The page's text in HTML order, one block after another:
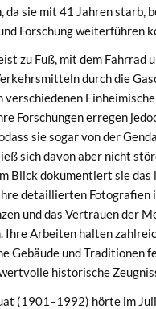
da sie mit 41 Jahren starb,
Forschung weiterführen
zu Fuß, mit dem Fahrrad
durch die
verschiedenen
Forschungen erregen
sie sogar von der
sich davon aber nicht
Blick dokumentiert sie das
detaillierten Fotografien
und das Vertrauen der
Ihre Arbeiten halten
Gebäude und Traditionen
historische
(1901–1992) hörte im